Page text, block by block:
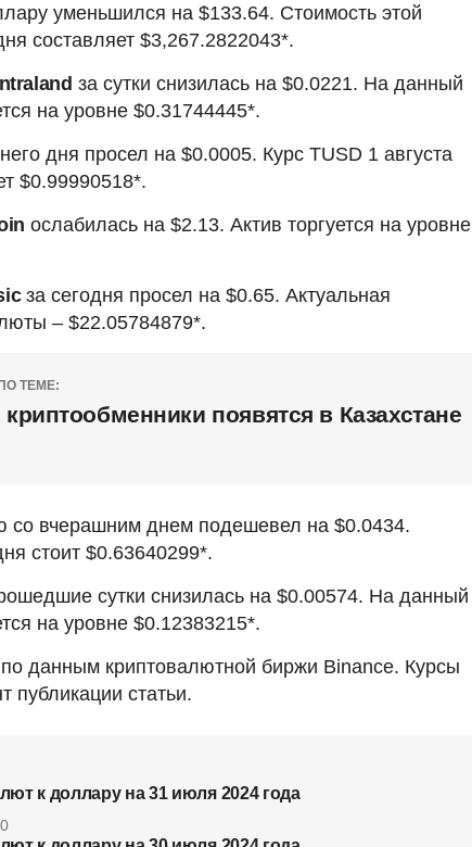
уменьшился на $133.64. Стоимость этой
составляет $3,267.2822043*.
за сутки снизилась на $0.0221. На данный
на уровне $0.31744445*.
дня просел на $0.0005. Курс TUSD 1 августа
$0.99990518*.
ослабилась на $2.13. Актив торгуется на уровне
за сегодня просел на $0.65. Актуальная
– $22.05784879*.
ТЕМЕ:
появятся в Казахстане
со вчерашним днем подешевел на $0.0434.
стоит $0.63640299*.
сутки снизилась на $0.00574. На данный
на уровне $0.12383215*.
данным криптовалютной биржи Binance. Курсы
публикации статьи.
к доллару на 31 июля 2024 года